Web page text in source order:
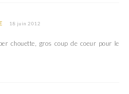
18 juin 2012
chouette, gros coup de coeur pour le